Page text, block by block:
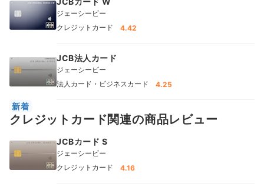
ジェーシービー
クレジットカード
4.42
JCB法人カード
ジェーシービー
法人カード・ビジネスカード
4.25
新着
クレジットカード関連の商品レビュー
JCBカード S
ジェーシービー
クレジットカード
4.16